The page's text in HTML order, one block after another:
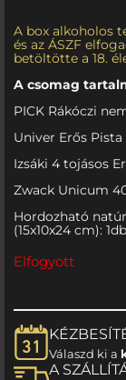
A box alkoholos
és az ÁSZF
betöltötte a 18.
A csomag
PICK Rákóczi
Univer Erős
Izsáki 4 tojásos
Zwack Unicum
Hordozható
(15x10x24 cm): 1db
Elfogyott
Válaszd ki a
A